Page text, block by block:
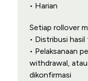
• Harian
Setiap rollover
• Distribusi hasil
• Pelaksanaan
withdrawal,
dikonfirmasi